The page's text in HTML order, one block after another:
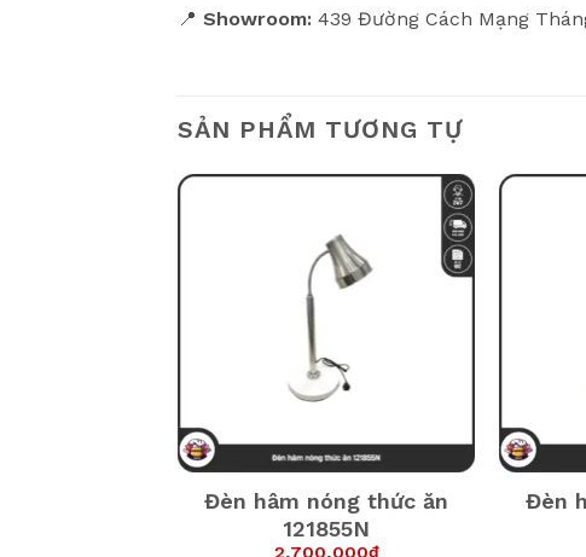
📍 Showroom: 439 Đường Cách Mạng
SẢN PHẨM TƯƠNG TỰ
Đèn hâm nóng thức ăn
121855N
2,700,000₫
Đèn